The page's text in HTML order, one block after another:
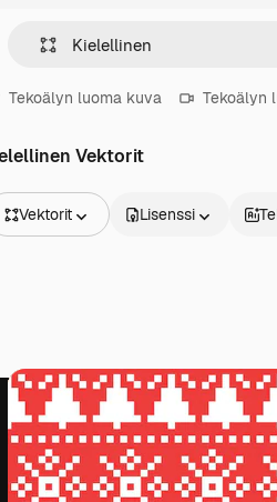
Tekoälyn luoma kuva Tekoälyn
Vektorit
Vektorit
mallit
Lisenssi